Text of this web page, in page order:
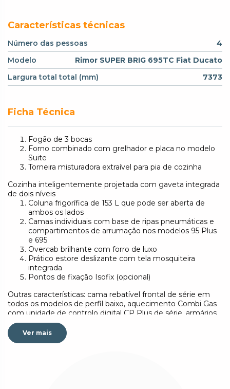
Características técnicas
Número das pessoas
4
Modelo
Rimor SUPER BRIG 695TC Fiat Ducato
Largura total total (mm)
7373
Ficha Técnica
Fogão de 3 bocas
Forno combinado com grelhador e placa no modelo
Suite
Torneira misturadora extraível para pia de cozinha
Cozinha inteligentemente projetada com gaveta integrada
de dois níveis
Coluna frigorífica de 153 L que pode ser aberta de
ambos os lados
Camas individuais com base de ripas pneumáticas e
compartimentos de arrumação nos modelos 95 Plus
e 695
Overcab brilhante com forro de luxo
Prático estore deslizante com tela mosquiteira
integrada
Pontos de fixação Isofix (opcional)
Outras características: cama rebatível frontal de série em
todos os modelos de perfil baixo, aquecimento Combi Gas
com unidade de controlo digital CP Plus de série, armários
curvos com dobradiças amortecedoras, altura interior
melhorada por baixo da cama rebatível (192 cm), sobrecab
cama com bases de ripas pneumáticas.
Ver mais